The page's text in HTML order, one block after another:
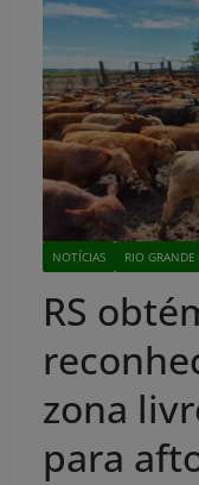
NOTÍCIAS RIO
RS
zona
para